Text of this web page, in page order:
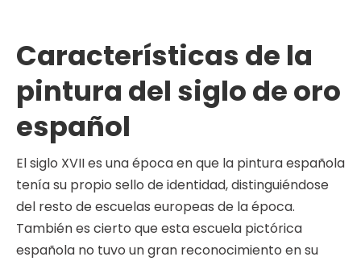
Características de la
pintura del siglo de oro
español
El siglo XVII es una época en que la pintura española
tenía su propio sello de identidad, distinguiéndose
del resto de escuelas europeas de la época.
También es cierto que esta escuela pictórica
española no tuvo un gran reconocimiento en su